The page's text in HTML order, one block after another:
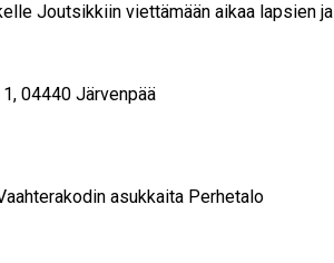
Joutsikkiin viettämään aikaa lapsien ja
04440 Järvenpää
asukkaita Perhetalo